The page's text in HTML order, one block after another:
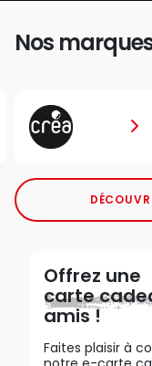
Nos
Offrez une
carte
amis !
Faites plaisir à